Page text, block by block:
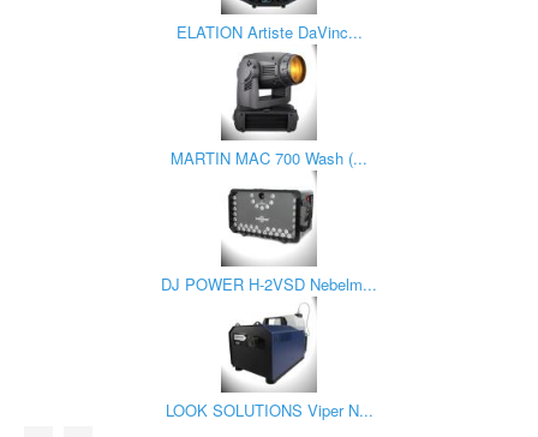
ELATION Artiste DaVinc...
MARTIN MAC 700 Wash (...
DJ POWER H-2VSD Nebelm...
LOOK SOLUTIONS Viper N...